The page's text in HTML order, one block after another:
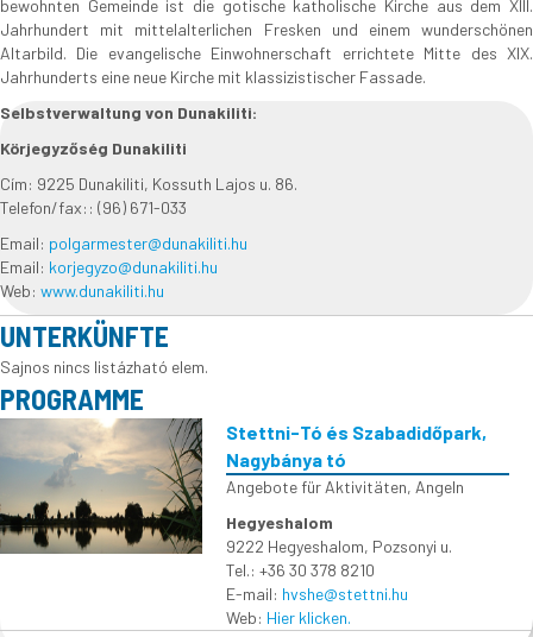
bewohnten Gemeinde ist die gotische katholische Kirche aus dem XIII.
Jahrhundert mit mittelalterlichen Fresken und einem wunderschönen
Altarbild. Die evangelische Einwohnerschaft errichtete Mitte des XIX.
Jahrhunderts eine neue Kirche mit klassizistischer Fassade.
Selbstverwaltung von Dunakiliti:
Körjegyzőség Dunakiliti
Cím: 9225 Dunakiliti, Kossuth Lajos u. 86.
Telefon/fax:: (96) 671-033
Email: polgarmester@dunakiliti.hu
Email: korjegyzo@dunakiliti.hu
Web: www.dunakiliti.hu
UNTERKÜNFTE
Sajnos nincs listázható elem.
PROGRAMME
Stettni-Tó és Szabadidőpark,
Nagybánya tó
Angebote für Aktivitäten, Angeln
Hegyeshalom
9222 Hegyeshalom, Pozsonyi u.
Tel.: +36 30 378 8210
E-mail: hvshe@stettni.hu
Web: Hier klicken.